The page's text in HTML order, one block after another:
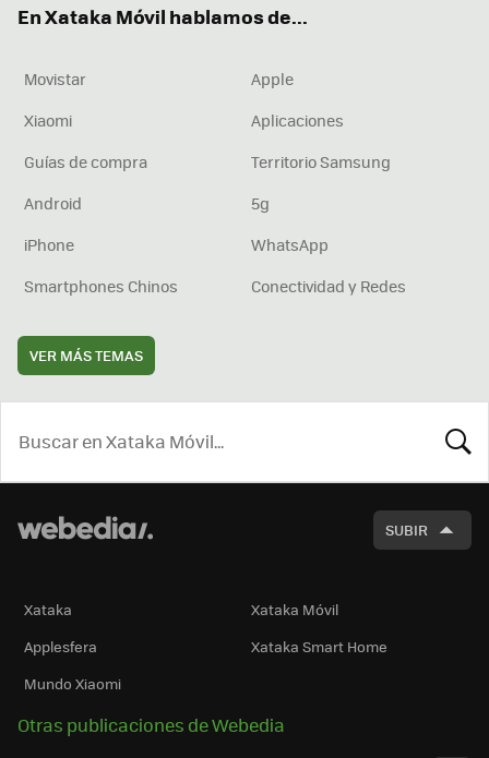
En Xataka Móvil hablamos de...
Movistar
Apple
Xiaomi
Aplicaciones
Guías de compra
Territorio Samsung
Android
5g
iPhone
WhatsApp
Smartphones Chinos
Conectividad y Redes
VER MÁS TEMAS
SUBIR
Xataka
Xataka Móvil
Applesfera
Xataka Smart Home
Mundo Xiaomi
Otras publicaciones de Webedia